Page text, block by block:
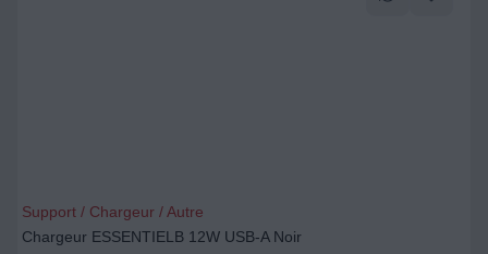
Support / Chargeur / Autre
Chargeur ESSENTIELB 12W USB-A Noir